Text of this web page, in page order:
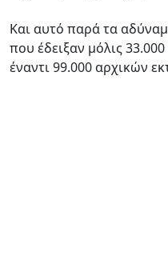
Και αυτό παρά τα
που έδειξαν μόλις
έναντι 99.000 αρχικών